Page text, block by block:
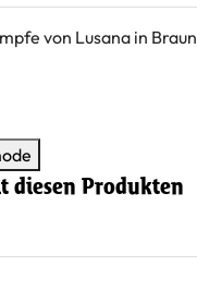
von Lusana in Braun
diesen Produkten